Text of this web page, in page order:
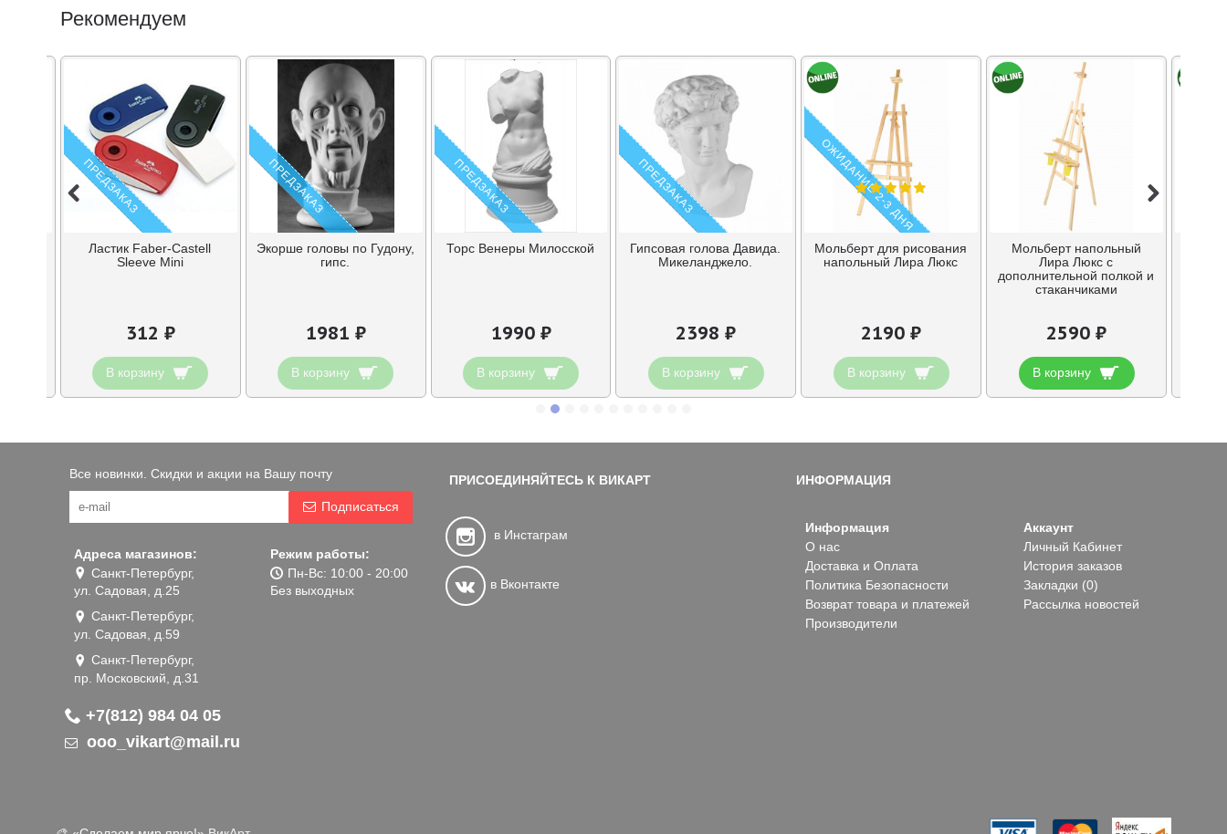
Рекомендуем
ПРЕДЗАКАЗ
Ластик Faber-Castell
Sleeve Mini
312 ₽
В корзину
ПРЕДЗАКАЗ
Экорше головы по Гудону,
гипс.
1981 ₽
В корзину
ПРЕДЗАКАЗ
Торс Венеры Милосской
1990 ₽
В корзину
ПРЕДЗАКАЗ
Гипсовая голова Давида.
Микеланджело.
2398 ₽
В корзину
ОЖИДАНИЕ 2-3 ДНЯ
Мольберт для рисования
напольный Лира Люкс
2190 ₽
В корзину
Мольберт напольный
Лира Люкс с
дополнительной полкой и
стаканчиками
2590 ₽
В корзину
Все новинки. Скидки и акции на Вашу почту
Подписаться
Адреса магазинов:
Санкт-Петербург,
ул. Садовая, д.25
Санкт-Петербург,
ул. Садовая, д.59
Санкт-Петербург,
пр. Московский, д.31
Режим работы:
Пн-Вс: 10:00 - 20:00
Без выходных
+7(812) 984 04 05
ooo_vikart@mail.ru
ПРИСОЕДИНЯЙТЕСЬ К ВИКАРТ
в Инстаграм
в Вконтакте
ИНФОРМАЦИЯ
Информация
О нас
Доставка и Оплата
Политика Безопасности
Возврат товара и платежей
Производители
Аккаунт
Личный Кабинет
История заказов
Закладки (0)
Рассылка новостей